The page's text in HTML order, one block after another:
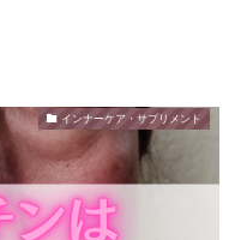
インナーケア・サプリメント